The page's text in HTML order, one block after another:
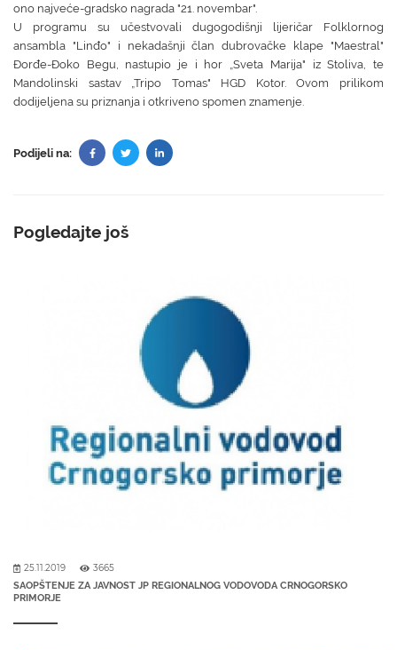
ono najveće-gradsko nagrada "21. novembar".
U programu su učestvovali dugogodišnji lijeričar Folklornog
ansambla "Linđo" i nekadašnji član dubrovačke klape "Maestral"
Đorđe-Đoko Begu, nastupio je i hor „Sveta Marija" iz Stoliva, te
Mandolinski sastav „Tripo Tomas" HGD Kotor. Ovom prilikom
dodijeljena su priznanja i otkriveno spomen znamenje.
Podijeli na:
Pogledajte još
25.11.2019 3665
SAOPŠTENJE ZA JAVNOST JP REGIONALNOG VODOVODA CRNOGORSKO
PRIMORJE